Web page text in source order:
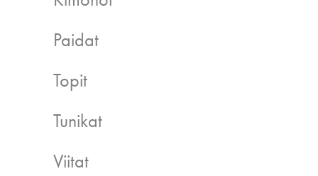
Paidat
Topit
Tunikat
Viitat